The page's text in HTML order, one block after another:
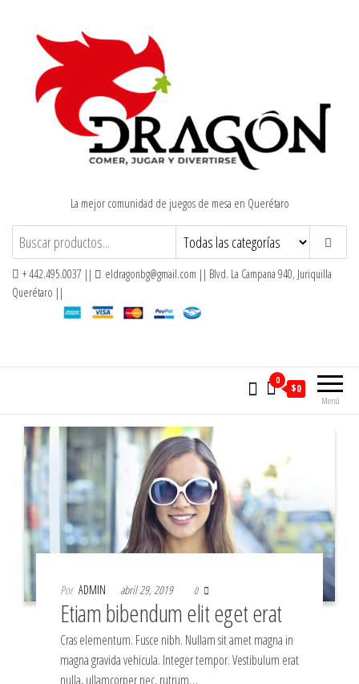
contenido
La mejor comunidad de juegos de mesa en Querétaro
+ 442.495.0037 ||
eldragonbg@gmail.com || Blvd. La Campana 940, Juriquilla
Querétaro ||
Menú
0
$0
Por ADMIN abril 29, 2019 0
Etiam bibendum elit eget erat
Cras elementum. Fusce nibh. Nullam sit amet magna in
magna gravida vehicula. Integer tempor. Vestibulum erat
nulla, ullamcorper nec, rutrum…